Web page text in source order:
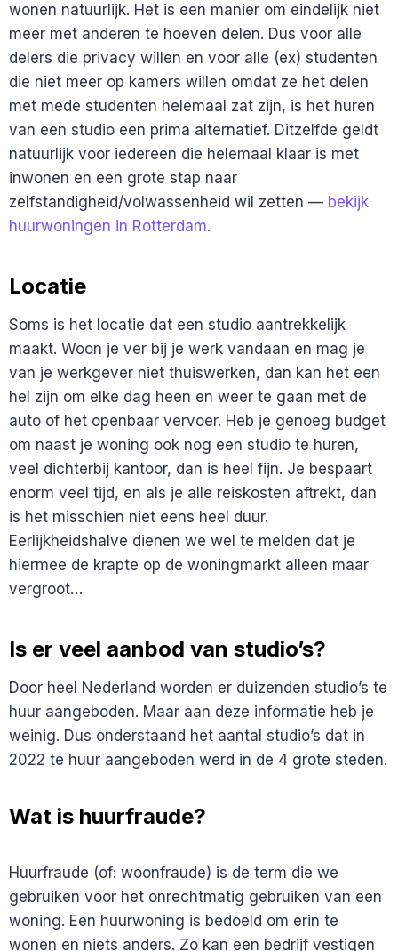
wonen natuurlijk. Het is een manier om eindelijk niet
meer met anderen te hoeven delen. Dus voor alle
delers die privacy willen en voor alle (ex) studenten
die niet meer op kamers willen omdat ze het delen
met mede studenten helemaal zat zijn, is het huren
van een studio een prima alternatief. Ditzelfde geldt
natuurlijk voor iedereen die helemaal klaar is met
inwonen en een grote stap naar
zelfstandigheid/volwassenheid wil zetten — bekijk
huurwoningen in Rotterdam.
Locatie
Soms is het locatie dat een studio aantrekkelijk
maakt. Woon je ver bij je werk vandaan en mag je
van je werkgever niet thuiswerken, dan kan het een
hel zijn om elke dag heen en weer te gaan met de
auto of het openbaar vervoer. Heb je genoeg budget
om naast je woning ook nog een studio te huren,
veel dichterbij kantoor, dan is heel fijn. Je bespaart
enorm veel tijd, en als je alle reiskosten aftrekt, dan
is het misschien niet eens heel duur.
Eerlijkheidshalve dienen we wel te melden dat je
hiermee de krapte op de woningmarkt alleen maar
vergroot…
Is er veel aanbod van studio’s?
Door heel Nederland worden er duizenden studio’s te
huur aangeboden. Maar aan deze informatie heb je
weinig. Dus onderstaand het aantal studio’s dat in
2022 te huur aangeboden werd in de 4 grote steden.
Wat is huurfraude?
Huurfraude (of: woonfraude) is de term die we
gebruiken voor het onrechtmatig gebruiken van een
woning. Een huurwoning is bedoeld om erin te
wonen en niets anders. Zo kan een bedrijf vestigen